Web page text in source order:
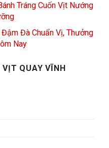
Tráng Cuốn Vịt Nướng
Đà Chuẩn Vị, Thưởng
Nay
VỊT QUAY VĨNH